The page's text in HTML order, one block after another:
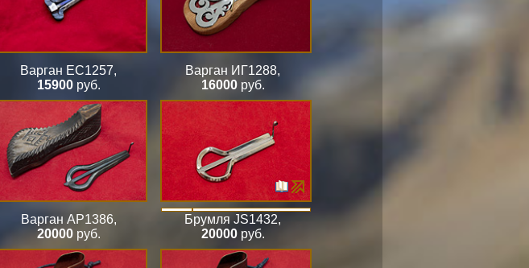
Варган ЕС1257,
15900руб.
Варган ИГ1288,
16000руб.
Варган АР1386,
20000руб.
Брумля JS1432,
20000руб.